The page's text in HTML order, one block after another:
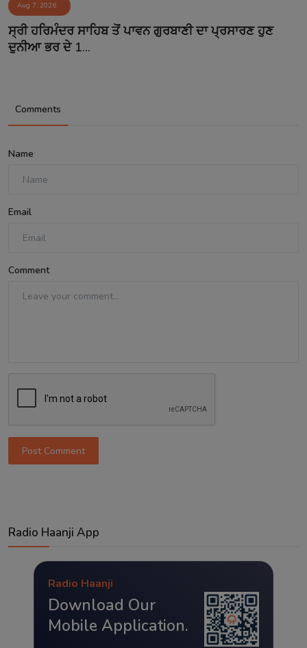
Aug 7, 2026
ਸ੍ਰੀ ਹਰਿਮੰਦਰ ਸਾਹਿਬ ਤੋਂ ਪਾਵਨ ਗੁਰਬਾਣੀ ਦਾ ਪ੍ਰਸਾਰਣ ਹੁਣ
ਦੁਨੀਆ ਭਰ ਦੇ 1...
Comments
Name
Email
Comment
Post Comment
Radio Haanji App
Radio Haanji
Download Our
Mobile Application.